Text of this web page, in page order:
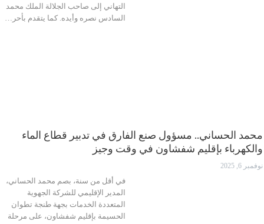
التهاني إلى صاحب الجلالة الملك محمد
السادس نصره وأيده. كما يتقدم بأحر…
محمد الحساني.. مسؤول صنع الفارق في تدبير قطاع الماء
والكهرباء بإقليم شفشاون في وقت وجيز
نوفمبر 6, 2025
في أقل من سنة، بصم محمد الحساني،
المدير الإقليمي للشركة الجهوية
المتعددة الخدمات بجهة طنجة تطوان
الحسيمة بإقليم شفشاون، على مرحلة